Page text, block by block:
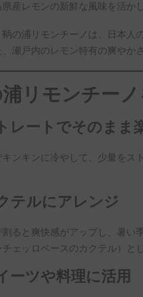
産レモンの新鮮な風味を活か
の浦リモンチーノは、日本人
瀬戸内のレモン特有の爽やか
リモンチー
レートでそのまま
キンキンに冷やして、少量をス
テルにアレンジ
割ると爽快感がアップし、暑い
チェッロベースのカクテル）と
ーツや料理に活用